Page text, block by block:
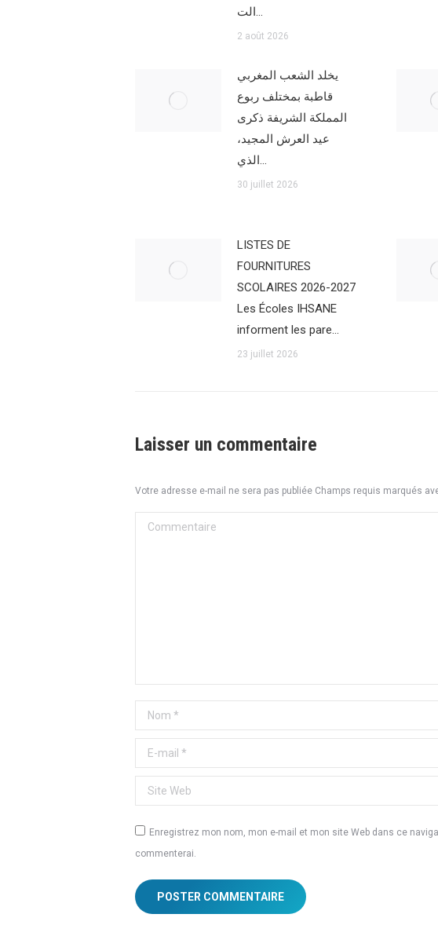
الت…
2 août 2026
يخلد الشعب المغربي
قاطبة بمختلف ربوع
المملكة الشريفة ذكرى
عيد العرش المجيد،
الذي…
30 juillet 2026
LISTES DE
FOURNITURES
SCOLAIRES 2026-2027
Les Écoles IHSANE
informent les pare…
23 juillet 2026
Laisser un commentaire
Votre adresse e-mail ne sera pas publiée Champs requis marqués
Commentaire
Nom *
E-mail *
Site Web
Enregistrez mon nom, mon e-mail et mon site Web dans ce
commenterai.
POSTER COMMENTAIRE